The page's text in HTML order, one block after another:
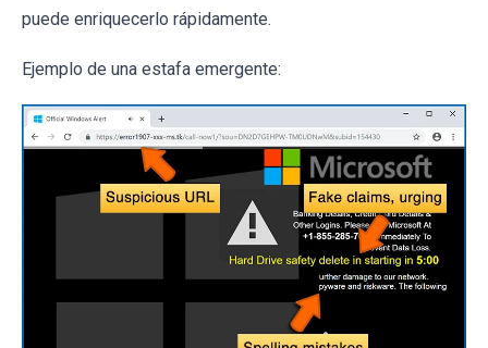
puede enriquecerlo rápidamente.
Ejemplo de una estafa emergente: